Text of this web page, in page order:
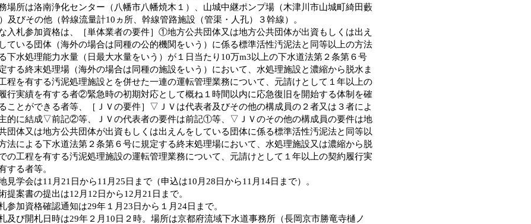
場所は洛南浄化センター（八幡市八幡焼木１）、山城中継ポンプ場（木津川市山城町綺田藪
及びその他（幹線流量計10ヵ所、幹線管路施設（管渠・人孔）３幹線）。
入札参加資格は、［単体業者の要件］①地方公共団体又は地方公共団体が出資もしくは出え
ている団体（海外の場合は同種の公的機関をいう）に係る標準活性汚泥法と同等以上の方法
下水処理能力水量（日最大水量をいう）が１日当たり10万m3以上の下水道法第２条第６号
する終末処理場（海外の場合は同種の施設をいう）において、水処理施設と濃縮から脱水ま
程を有する汚泥処理施設とを併せた一連の運転管理業務について、元請けとして１年以上の
行実績を有する者②緊急時の初期対応として概ね１時間以内に応急復旧を開始する体制を確
ことができる者等、［ＪＶの要件］▽ＪＶは代表者及びその他の構成員の２者又は３者によ
的に結成▽前記②等、ＪＶの代表者の要件は前記①等、▽ＪＶのその他の構成員の要件は地
団体又は地方公共団体が出資もしくは出えんをしている団体に係る標準活性汚泥法と同等以
方法による下水道法第２条第６号に規定する終末処理場において、水処理施設又は濃縮から脱
の工程を有する汚泥処理施設の運転管理業務について、元請けとして１年以上の契約履行実
する者等。
見学会は11月21日から11月25日まで（申込は10月28日から11月14日まで）。
提案書の提出は12月12日から12月21日まで。
参加資格確認通知は29年１月23日から１月24日まで。
及び開札日時は29年２月10日２時。場所は京都府流域下水道事務所（長岡京市勝竜寺樋ノ